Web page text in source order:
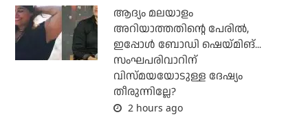
ആദ്യം മലയാളം
അറിയാത്തതിന്റെ പേരില്‍,
ഇപ്പോള്‍ ബോഡി ഷെയ്മിങ്...
സംഘപരിവാറിന്
വിസ്മയയോടുള്ള ദേഷ്യം
തീരുന്നില്ലേ?
2 hours ago